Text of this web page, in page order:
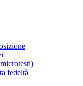
fedeltà